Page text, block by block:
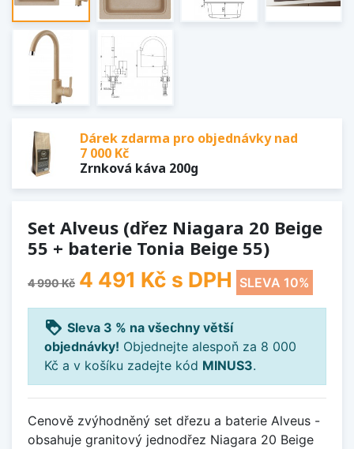
Dárek zdarma pro objednávky nad
7 000 Kč
Zrnková káva 200g
Set Alveus (dřez Niagara 20 Beige
55 + baterie Tonia Beige 55)
4 990 Kč 4 491 Kč s DPH SLEVA 10%
loyalty Sleva 3 % na všechny větší
objednávky! Objednejte alespoň za 8 000
Kč a v košíku zadejte kód MINUS3.
Cenově zvýhodněný set dřezu a baterie Alveus -
obsahuje granitový jednodřez Niagara 20 Beige